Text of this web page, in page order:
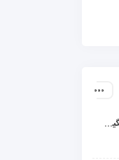
رونمایی از ماشین آلات سنگین راهسازی در شهرستانهای ریگان و گنبکی